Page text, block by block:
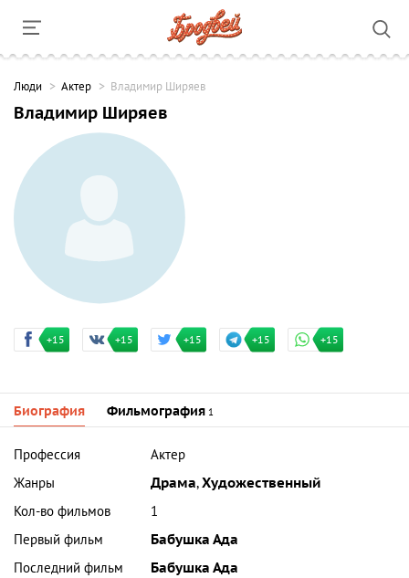
Люди Актер Владимир Ширяев
Владимир Ширяев
+15 +15 +15 +15 +15
Биография Фильмография 1
Профессия
Актер
Жанры
Драма,Художественный
Кол-во фильмов
1
Первый фильм
Бабушка Ада
Последний фильм
Бабушка Ада